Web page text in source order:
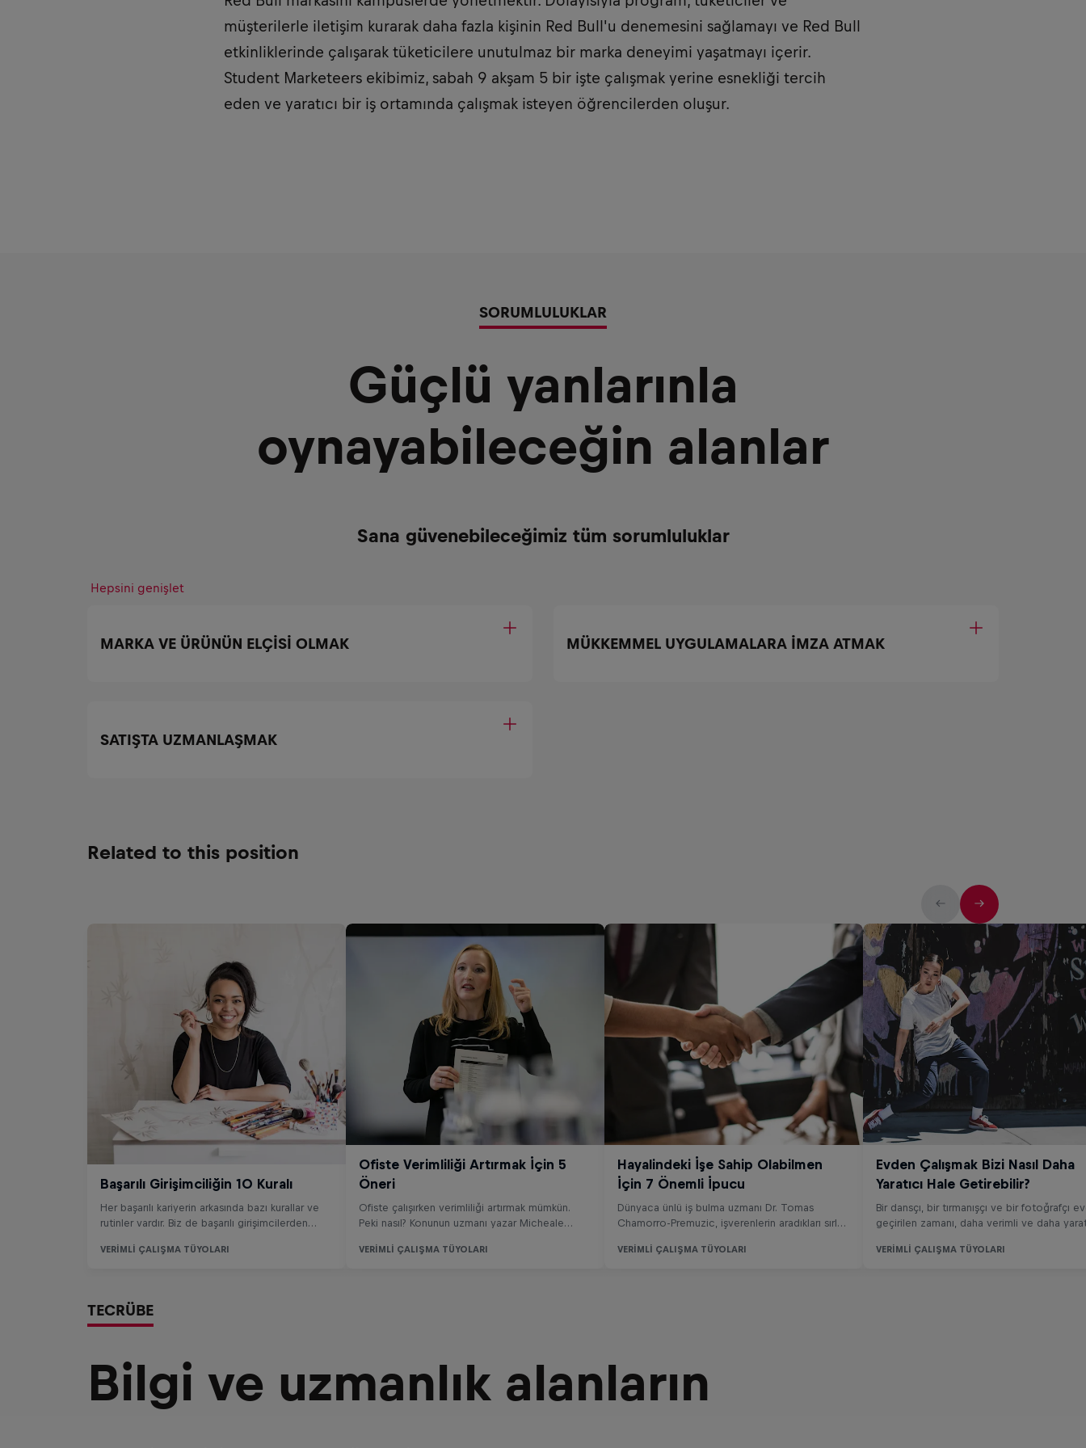
müşterilerle iletişim kurarak daha fazla kişinin Red Bull'u denemesini sağlamayı ve Red Bull
etkinliklerinde çalışarak tüketicilere unutulmaz bir marka deneyimi yaşatmayı içerir.
Student Marketeers ekibimiz, sabah 9 akşam 5 bir işte çalışmak yerine esnekliği tercih
eden ve yaratıcı bir iş ortamında çalışmak isteyen öğrencilerden oluşur.
SORUMLULUKLAR
Güçlü yanlarınla
oynayabileceğin alanlar
Sana güvenebileceğimiz tüm sorumluluklar
Hepsini genişlet
MARKA VE ÜRÜNÜN ELÇİSİ OLMAK MÜKKEMMEL UYGULAMALARA İMZA ATMAK
SATIŞTA UZMANLAŞMAK
Related to this position
TECRÜBE
Bilgi ve uzmanlık alanların